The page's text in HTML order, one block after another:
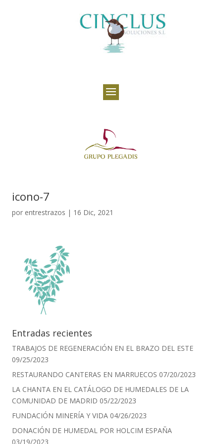
icono-7
por entrestrazos | 16 Dic, 2021
Entradas recientes
TRABAJOS DE REGENERACIÓN EN EL BRAZO DEL ESTE
09/25/2023
RESTAURANDO CANTERAS EN MARRUECOS 07/20/2023
LA CHANTA EN EL CATÁLOGO DE HUMEDALES DE LA
COMUNIDAD DE MADRID 05/22/2023
FUNDACIÓN MINERÍA Y VIDA 04/26/2023
DONACIÓN DE HUMEDAL POR HOLCIM ESPAÑA
03/19/2023